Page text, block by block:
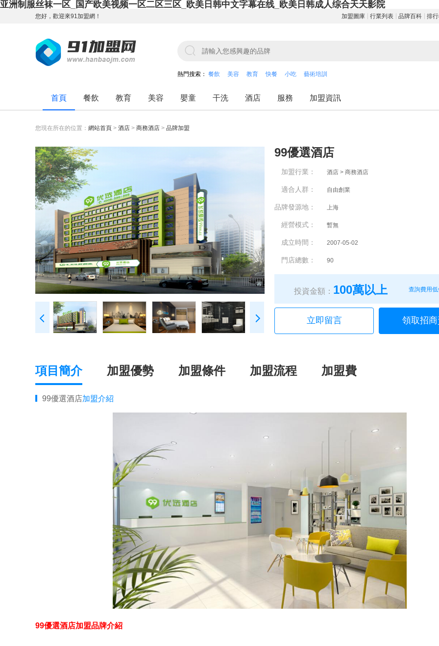
亚洲制服丝袜一区_国产欧美视频一区二区三区_欧美日韩中文字幕在线_欧美日韩成人综合天天影院
您好，歡迎來91加盟網！ 加盟圖庫 行業列表 品牌百科 排
熱門搜索： 餐飲 美容 教育 快餐 小吃 藝術培訓
首頁 餐飲 教育 美容 嬰童 干洗 酒店 服務 加盟資訊
您現在所在的位置： 網站首頁 > 酒店 > 商務酒店 > 品牌加盟
99優選酒店
加盟行業： 酒店 > 商務酒店
適合人群： 自由創業
品牌發源地： 上海
經營模式： 暫無
成立時間： 2007-05-02
門店總數： 90
投資金額： 100萬以上 查詢費用
立即留言 領取招
項目簡介 加盟優勢 加盟條件 加盟流程 加盟費
99優選酒店加盟介紹
99優選酒店加盟品牌介紹